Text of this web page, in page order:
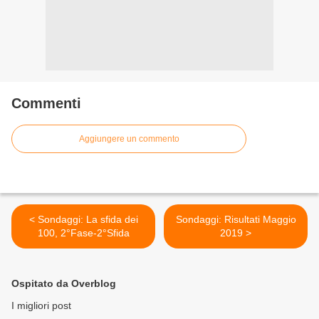
Commenti
Aggiungere un commento
< Sondaggi: La sfida dei
100, 2°Fase-2°Sfida
Sondaggi: Risultati Maggio
2019 >
Ospitato da Overblog
I migliori post